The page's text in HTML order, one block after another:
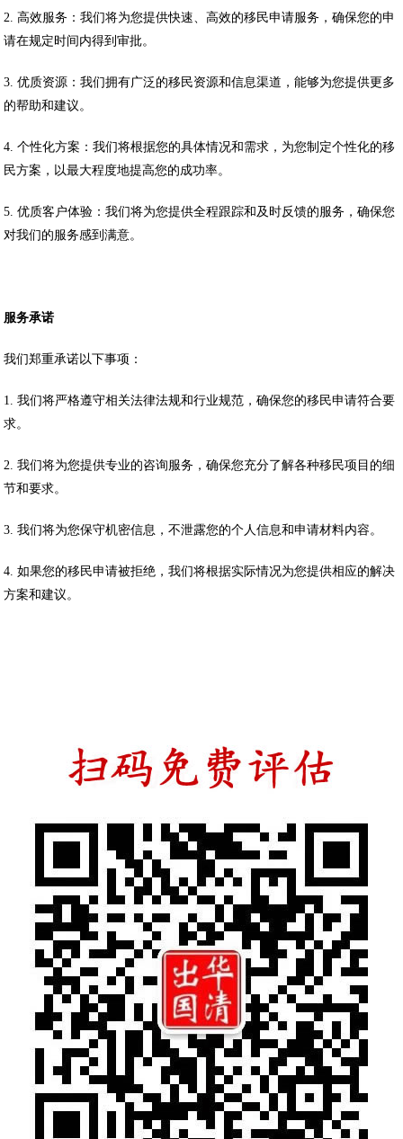
2. 高效服务：我们将为您提供快速、高效的移民申请服务，确保您的申
请在规定时间内得到审批。
3. 优质资源：我们拥有广泛的移民资源和信息渠道，能够为您提供更多
的帮助和建议。
4. 个性化方案：我们将根据您的具体情况和需求，为您制定个性化的移
民方案，以最大程度地提高您的成功率。
5. 优质客户体验：我们将为您提供全程跟踪和及时反馈的服务，确保您
对我们的服务感到满意。
服务承诺
我们郑重承诺以下事项：
1. 我们将严格遵守相关法律法规和行业规范，确保您的移民申请符合要
求。
2. 我们将为您提供专业的咨询服务，确保您充分了解各种移民项目的细
节和要求。
3. 我们将为您保守机密信息，不泄露您的个人信息和申请材料内容。
4. 如果您的移民申请被拒绝，我们将根据实际情况为您提供相应的解决
方案和建议。